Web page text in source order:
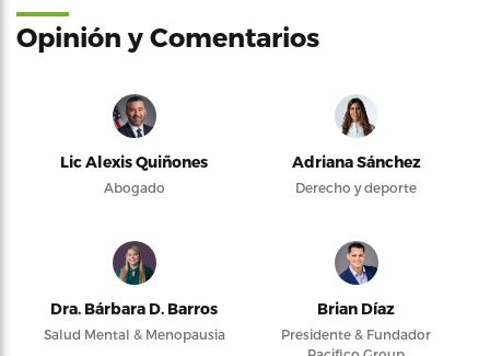
Opinión y Comentarios
Lic Alexis Quiñones
Abogado
Adriana Sánchez
Derecho y deporte
Dra. Bárbara D. Barros
Salud Mental & Menopausia
Brian Díaz
Presidente & Fundador